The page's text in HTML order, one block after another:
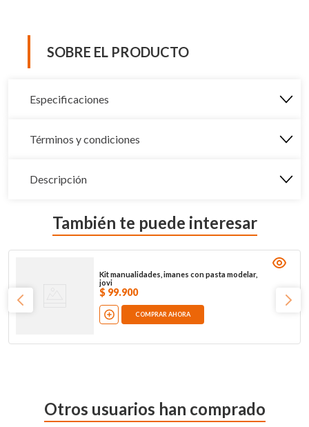
SOBRE EL PRODUCTO
Especificaciones
Términos y condiciones
Descripción
También te puede interesar
Kit manualidades, imanes con pasta modelar,
jovi
$ 99.900
COMPRAR AHORA
Otros usuarios han comprado